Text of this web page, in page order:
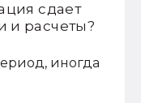
сдает
и расчеты?
иногда